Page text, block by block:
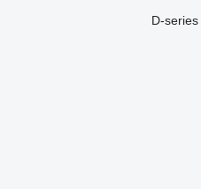
D-series